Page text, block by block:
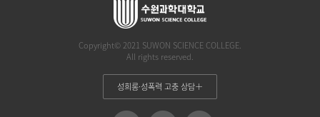
Copyright© 2021 SUWON SCIENCE COLLEGE.
All rights reserved.
성희롱·성폭력 고충 상담